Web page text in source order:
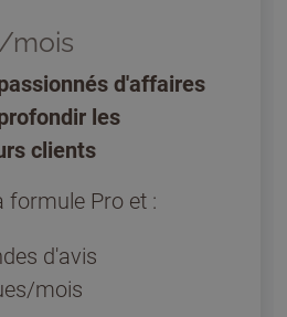
/mois
d'affaires
les
clients
formule Pro et :
d'avis
mois